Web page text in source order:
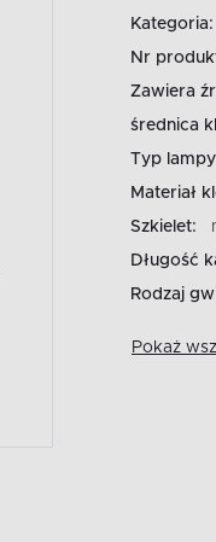
Kategoria:
Nr
Zawiera
średnica
Typ
Materiał
Szkielet:
Długość
Rodzaj
Pokaż